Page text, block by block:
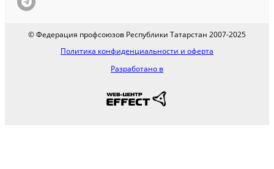
© Федерация профсоюзов Республики Татарстан 2007-2025
Политика конфиденциальности и оферта
Разработано в